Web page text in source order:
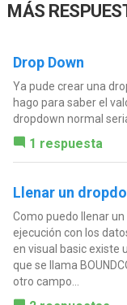
MÁS
Drop Down
Ya pude crear una
hago para saber el
dropdown normal
1 respuesta
Llenar un
Como puedo llenar
ejecución con los
en visual basic existe
que se llama
otro campo...